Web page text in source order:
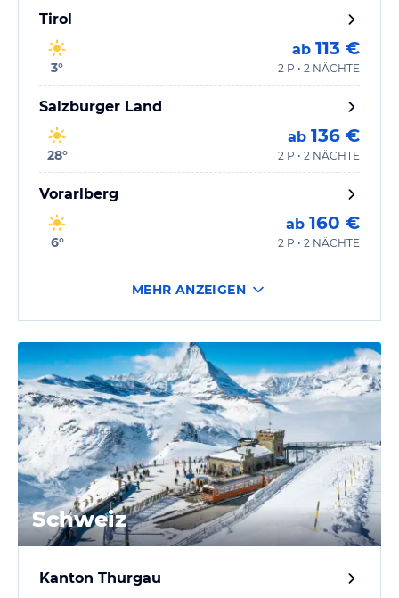
Tirol
3°
ab 113 €
2 P • 2 NÄCHTE
Salzburger Land
28°
ab 136 €
2 P • 2 NÄCHTE
Vorarlberg
6°
ab 160 €
2 P • 2 NÄCHTE
MEHR ANZEIGEN
Schweiz
Kanton Thurgau